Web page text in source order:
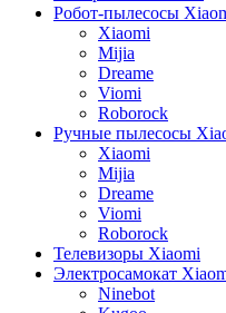
Робот-пылесосы
Xiaomi
Mijia
Dreame
Viomi
Roborock
Ручные пылесосы
Xiaomi
Mijia
Dreame
Viomi
Roborock
Телевизоры Xiaomi
Электросамокат
Ninebot